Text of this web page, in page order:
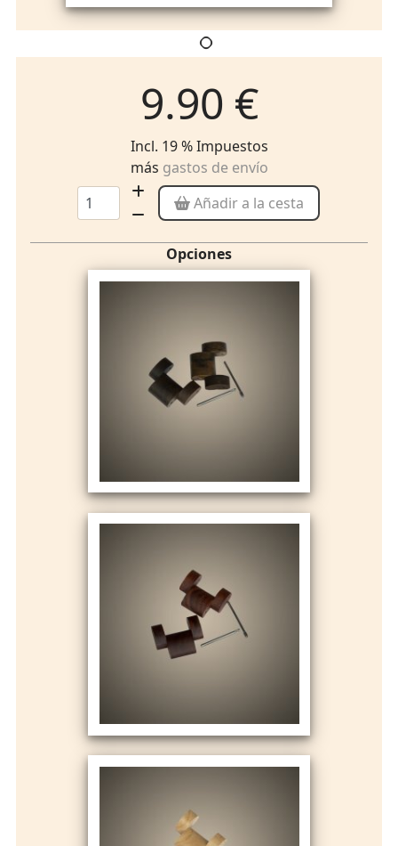
9.90 €
Incl. 19 % Impuestos
más gastos de envío
Añadir a la cesta
Opciones